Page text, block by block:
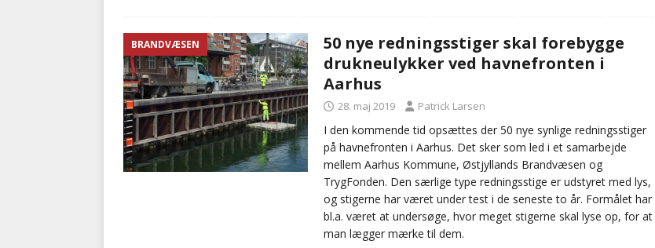
BRANDVÆSEN
50 nye redningsstiger skal forebygge
drukneulykker ved havnefronten i
Aarhus
28. maj 2019 Patrick Larsen
I den kommende tid opsættes der 50 nye synlige redningsstiger
på havnefronten i Aarhus. Det sker som led i et samarbejde
mellem Aarhus Kommune, Østjyllands Brandvæsen og
TrygFonden. Den særlige type redningsstige er udstyret med lys,
og stigerne har været under test i de seneste to år. Formålet har
bl.a. været at undersøge, hvor meget stigerne skal lyse op, for at
man lægger mærke til dem.